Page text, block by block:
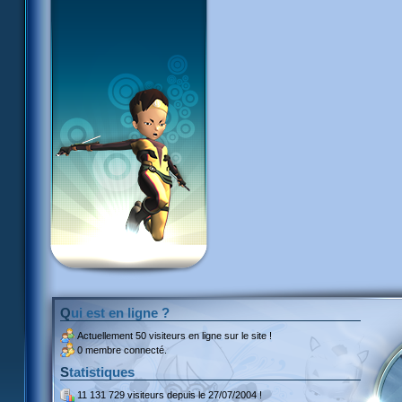
Qui est en ligne ?
Actuellement 50 visiteurs en ligne sur le site !
0 membre connecté.
Statistiques
11 131 729 visiteursdepuis le 27/07/2004 !